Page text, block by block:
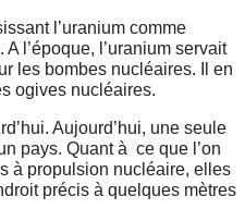
l’uranium comme
l’époque, l’uranium servait
les bombes nucléaires. Il en
ogives nucléaires.
Aujourd’hui, une seule
pays. Quant à ce que l’on
à propulsion nucléaire, elles
précis à quelques mètres